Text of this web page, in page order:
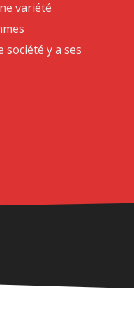
variété
société y a ses